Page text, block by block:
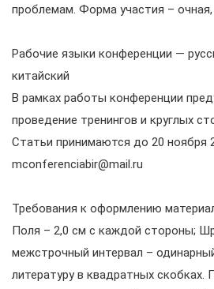
проблемам. Форма участия – очная,
Рабочие языки конференции —
китайский
В рамках работы конференции
проведение тренингов и круглых
Статьи принимаются до 20 ноября
mconferenciabir@mail.ru
Требования к оформлению
Поля – 2,0 см с каждой стороны;
межстрочный интервал –
литературу в квадратных скобках.